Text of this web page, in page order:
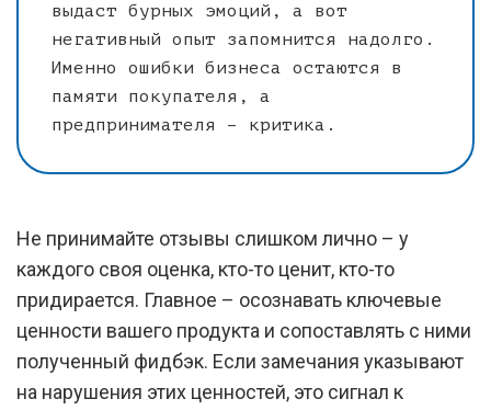
выдаст бурных эмоций, а вот
негативный опыт запомнится надолго.
Именно ошибки бизнеса остаются в
памяти покупателя, а
предпринимателя – критика.
Не принимайте отзывы слишком лично – у
каждого своя оценка, кто-то ценит, кто-то
придирается. Главное – осознавать ключевые
ценности вашего продукта и сопоставлять с ними
полученный фидбэк. Если замечания указывают
на нарушения этих ценностей, это сигнал к